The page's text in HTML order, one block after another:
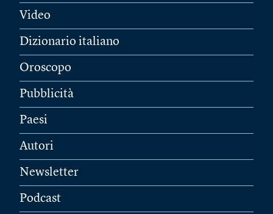
Video
Dizionario italiano
Oroscopo
Pubblicità
Paesi
Autori
Newsletter
Podcast